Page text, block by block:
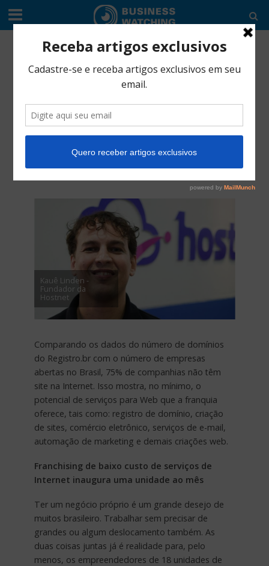
EDITORIAL• TIC'S
Empresa brasileira
lança franquia online
e abre 18 unidades
no país
Kauê Linden -
Fundador da
Hostnet
Comparando os dados do número de domínios
do Registro.br com o número de empresas
abertas no Brasil, 75% de companhias não têm
site na Internet. Isso mostra, no mínimo, o
potencial de serviços para Web que a franquia
oferece, tais como: registro de domínio, criação
de sites, comércio eletrônico, serviços de e-mail,
automação de marketing e demais criações web.
Franchising de baixo custo de serviços de
Internet inaugura uma unidade ao mês
Ter um negócio próprio é um grande desejo de
muitos brasileiro. Trabalhar sem precisar de
grandes ou algum deslocamento também. As
duas coisas juntas já é realidade para, pelo
menos, os empreendedores de 18 unidades de